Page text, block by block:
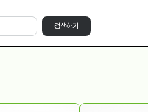
검색하기